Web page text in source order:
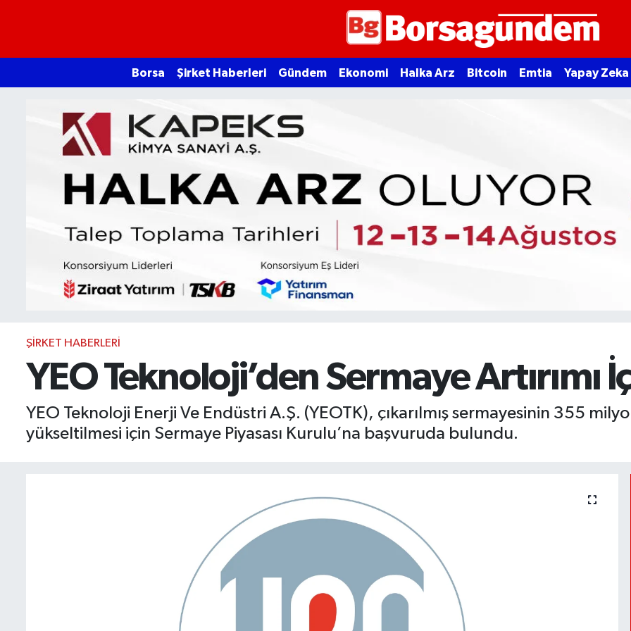
Borsa Şirket Haberleri Gündem Ekonomi Halka Arz Bitcoin Emtia Yapay Zeka
ŞIRKET HABERLERI
YEO Teknoloji’den Sermaye Artırımı
YEO Teknoloji Enerji Ve Endüstri A.Ş. (YEOTK), çıkarılmış sermayesinin 355
yükseltilmesi için Sermaye Piyasası Kurulu’na başvuruda bulundu.
Ekonomi
Emtia
Şirket Haberleri
BIST 100 Isı Haritası
Coin Isı Haritası
Ekonomik Takvim